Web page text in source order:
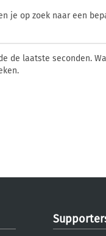
je op zoek naar een
de laatste seconden.